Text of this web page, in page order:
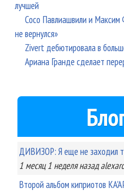
лучшей
Сосо Павлиашвили и Максим
не вернулся»
Zivert дебютировала в
Ариана Гранде сделает
ДИВИЗОР: Я еще не заходил
1 месяц 1 неделяназад
Второй альбом киприотов